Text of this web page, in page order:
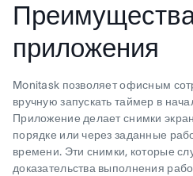
приложения
Monitask позволяет офисным
вручную запускать таймер в
Приложение делает снимки
порядке или через заданные
времени. Эти снимки, которые
доказательства выполнения